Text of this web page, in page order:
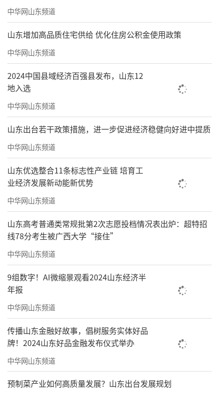
由VisualGPT驱动的AI视觉设计工具PageO
n，上线仅5个月全球用户即突破500万，成为中
国AI出海的现象级产品。
灵图数字“出圈”，可谓青岛在多模态大
种“视觉交互”革命，人们希望全模态实时交
互能力能真正跟垂直场景深度咬合。如，智慧
教育讲台上，教师可在课件上圈选公式即时生
成动画讲解；智慧医疗诊断上，医生可边阅片
边询问病灶指标。
“场景即应用、交互即决策”，需要青岛
这座城市的工业机理与行业底蕴。
中华网山东频道
山东增加高品质住宅供给 优化住房公积金使用政策
中华网山东频道
2024中国县域经济百强县发布，山东12
地入选
中华网山东频道
山东出台若干政策措施，进一步促进经济稳健向好进中提质
中华网山东频道
山东优选整合11条标志性产业链 培育工
业经济发展新动能新优势
中华网山东频道
山东高考普通类常规批第2次志愿投档情况表出炉：超特招
线78分考生被广西大学“接住”
中华网山东频道
9组数字！AI微缩景观看2024山东经济半
年报
中华网山东频道
传播山东金融好故事，倡树服务实体好品
牌！2024山东好品金融发布仪式举办
中华网山东频道
预制菜产业如何高质量发展？山东出台发展规划